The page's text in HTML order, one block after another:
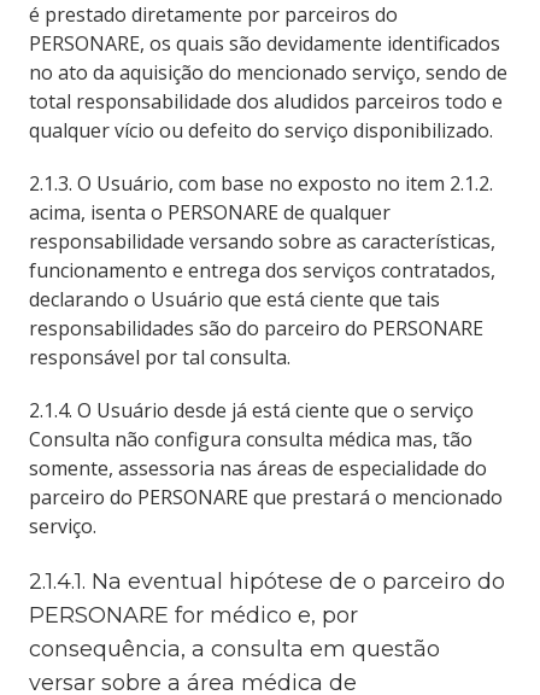
é prestado diretamente por parceiros do
PERSONARE, os quais são devidamente identificados
no ato da aquisição do mencionado serviço, sendo de
total responsabilidade dos aludidos parceiros todo e
qualquer vício ou defeito do serviço disponibilizado.
2.1.3. O Usuário, com base no exposto no item 2.1.2.
acima, isenta o PERSONARE de qualquer
responsabilidade versando sobre as características,
funcionamento e entrega dos serviços contratados,
declarando o Usuário que está ciente que tais
responsabilidades são do parceiro do PERSONARE
responsável por tal consulta.
2.1.4. O Usuário desde já está ciente que o serviço
Consulta não configura consulta médica mas, tão
somente, assessoria nas áreas de especialidade do
parceiro do PERSONARE que prestará o mencionado
serviço.
2.1.4.1. Na eventual hipótese de o parceiro do
PERSONARE for médico e, por
consequência, a consulta em questão
versar sobre a área médica de